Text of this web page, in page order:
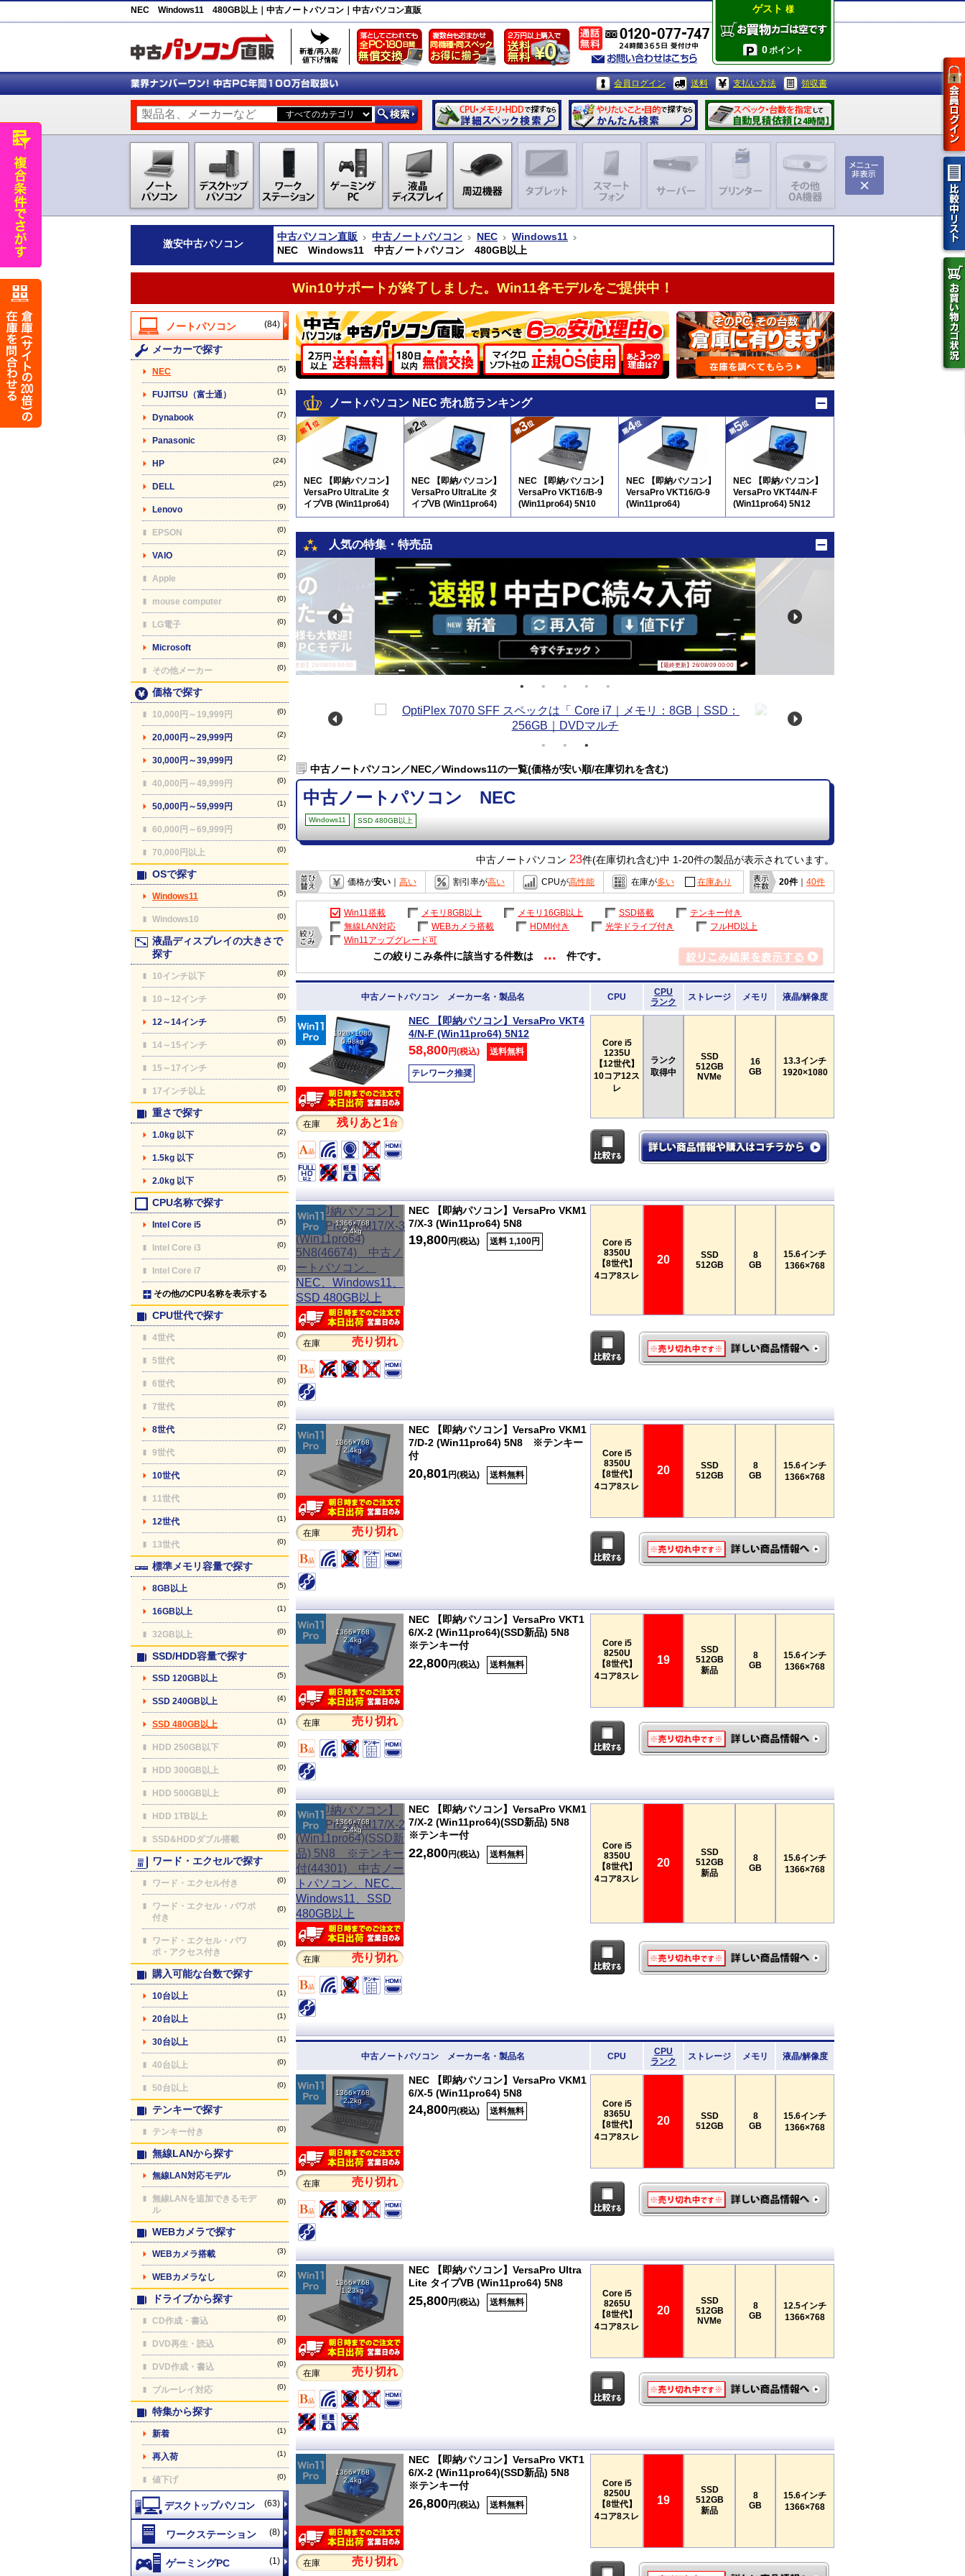
NEC Windows11 480GB以上｜中古ノートパソコン｜中古パソコン直販 ゲスト 様
0ポイント
会員ログイン 送料 支払い方法 領収書
激安中古パソコン
中古パソコン直販 中古ノートパソコン NEC
Windows11
NEC Windows11 中古ノートパソコン 480GB以上
Win10サポートが終了しました。Win11各モデルをご提供中！
(84)
メーカーで探す
NEC (5)
FUJITSU（富士通） (1)
Dynabook (7)
Panasonic (3)
HP (24)
DELL (25)
Lenovo (9)
EPSON (0)
VAIO (2)
Apple (0)
mouse computer (0)
LG電子 (0)
Microsoft (8)
その他メーカー (0)
価格で探す
10,000円～19,999円 (0)
20,000円～29,999円 (2)
30,000円～39,999円 (2)
40,000円～49,999円 (0)
50,000円～59,999円 (1)
60,000円～69,999円 (0)
70,000円以上 (0)
OSで探す
Windows11 (5)
Windows10 (0)
液晶ディスプレイの大きさで
探す
10インチ以下 (0)
10～12インチ (0)
12～14インチ (5)
14～15インチ (0)
15～17インチ (0)
17インチ以上 (0)
重さで探す
1.0kg 以下 (2)
1.5kg 以下 (5)
2.0kg 以下 (5)
CPU名称で探す
Intel Core i5 (5)
Intel Core i3 (0)
Intel Core i7 (0)
その他のCPU名称を表示する
CPU世代で探す
4世代 (0)
5世代 (0)
6世代 (0)
7世代 (0)
8世代 (2)
9世代 (0)
10世代 (2)
11世代 (0)
12世代 (1)
13世代 (0)
標準メモリ容量で探す
8GB以上 (5)
16GB以上 (1)
32GB以上 (0)
SSD/HDD容量で探す
SSD 120GB以上 (5)
SSD 240GB以上 (4)
SSD 480GB以上 (1)
HDD 250GB以下 (0)
HDD 300GB以上 (0)
HDD 500GB以上 (0)
HDD 1TB以上 (0)
SSD&HDDダブル搭載 (0)
ワード・エクセルで探す
ワード・エクセル付き (0)
ワード・エクセル・パワポ
付き
(0)
ワード・エクセル・パワ
ポ・アクセス付き
(0)
購入可能な台数で探す
10台以上 (1)
20台以上 (1)
30台以上 (1)
40台以上 (0)
50台以上 (0)
テンキーで探す
テンキー付き (0)
無線LANから探す
無線LAN対応モデル (5)
無線LANを追加できるモデ
ル
(0)
WEBカメラで探す
WEBカメラ搭載 (3)
WEBカメラなし (2)
ドライブから探す
CD作成・書込 (0)
DVD再生・読込 (0)
DVD作成・書込 (0)
ブルーレイ対応 (0)
特集から探す
新着 (1)
再入荷 (1)
値下げ (0)
(63)
(8)
(1)
ノートパソコン NEC 売れ筋ランキング
NEC 【即納パソコン】
VersaPro UltraLite タ
イプVB (Win11pro64)
5N8
NEC 【即納パソコン】
VersaPro UltraLite タ
イプVB (Win11pro64)
(SSD新品) 5N8
NEC 【即納パソコン】
VersaPro VKT16/B-9
(Win11pro64) 5N10
NEC 【即納パソコン】
VersaPro VKT16/G-9
(Win11pro64)
NEC 【即納パソコン】
VersaPro VKT44/N-F
(Win11pro64) 5N12
人気の特集・特売品
【最終更新】26/08/09 00:00 【最終更新】26/08/09 00:00
中古ノートパソコン／NEC／Windows11の一覧(価格が安い順/在庫切れを含む)
中古ノートパソコン NEC
Windows11 SSD 480GB以上
中古ノートパソコン 23件(在庫切れ含む)中 1-20件の製品が表示されています。
価格が安い 高い 割引率が高い CPUが高性能 在庫が多い 在庫あり 20件｜ 40件
Win11搭載 メモリ8GB以上 メモリ16GB以上 SSD搭載
テンキー付き
無線LAN対応
WEBカメラ搭載 HDMI付き 光学ドライブ付き
フルHD以上
Win11アップグレード可
この絞りこみ条件に該当する件数は ... 件です。
中古ノートパソコン メーカー名・製品名 CPU
CPU
ランク
ストレージ メモリ 液晶/解像度
1920×1080
0.98kg
在庫 残りあと1台
NEC 【即納パソコン】VersaPro VKT4
4/N-F (Win11pro64) 5N12
58,800円(税込) 送料無料
テレワーク推奨
Core i5
1235U
【12世代】
10コア12ス
レ
ランク
取得中
SSD
512GB
NVMe
16
GB
13.3インチ
1920×1080
1366×768
2.4kg
在庫 売り切れ
NEC 【即納パソコン】VersaPro VKM1
7/X-3 (Win11pro64) 5N8
19,800円(税込) 送料 1,100円
Core i5
8350U
【8世代】
4コア8スレ
20
SSD
512GB
8
GB
15.6インチ
1366×768
1366×768
2.4kg
在庫 売り切れ
NEC 【即納パソコン】VersaPro VKM1
7/D-2 (Win11pro64) 5N8 ※テンキー
付
20,801円(税込) 送料無料
Core i5
8350U
【8世代】
4コア8スレ
20
SSD
512GB
8
GB
15.6インチ
1366×768
1366×768
2.4kg
在庫 売り切れ
NEC 【即納パソコン】VersaPro VKT1
6/X-2 (Win11pro64)(SSD新品) 5N8
※テンキー付
22,800円(税込) 送料無料
Core i5
8250U
【8世代】
4コア8スレ
19
SSD
512GB
新品
8
GB
15.6インチ
1366×768
1366×768
2.4kg
在庫 売り切れ
NEC 【即納パソコン】VersaPro VKM1
7/X-2 (Win11pro64)(SSD新品) 5N8
※テンキー付
22,800円(税込) 送料無料
Core i5
8350U
【8世代】
4コア8スレ
20
SSD
512GB
新品
8
GB
15.6インチ
1366×768
中古ノートパソコン メーカー名・製品名 CPU
CPU
ランク
ストレージ メモリ 液晶/解像度
1366×768
2.2kg
在庫 売り切れ
NEC 【即納パソコン】VersaPro VKM1
6/X-5 (Win11pro64) 5N8
24,800円(税込) 送料無料
Core i5
8365U
【8世代】
4コア8スレ
20
SSD
512GB
8
GB
15.6インチ
1366×768
1366×768
1.23kg
在庫 売り切れ
NEC 【即納パソコン】VersaPro Ultra
Lite タイプVB (Win11pro64) 5N8
25,800円(税込) 送料無料
Core i5
8265U
【8世代】
4コア8スレ
20
SSD
512GB
NVMe
8
GB
12.5インチ
1366×768
1366×768
2.4kg
在庫 売り切れ
NEC 【即納パソコン】VersaPro VKT1
6/X-2 (Win11pro64)(SSD新品) 5N8
※テンキー付
26,800円(税込) 送料無料
Core i5
8250U
【8世代】
4コア8スレ
19
SSD
512GB
新品
8
GB
15.6インチ
1366×768